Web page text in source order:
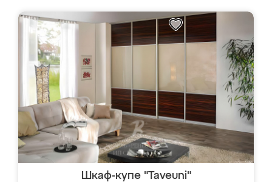
Шкаф-купе "Taveuni"